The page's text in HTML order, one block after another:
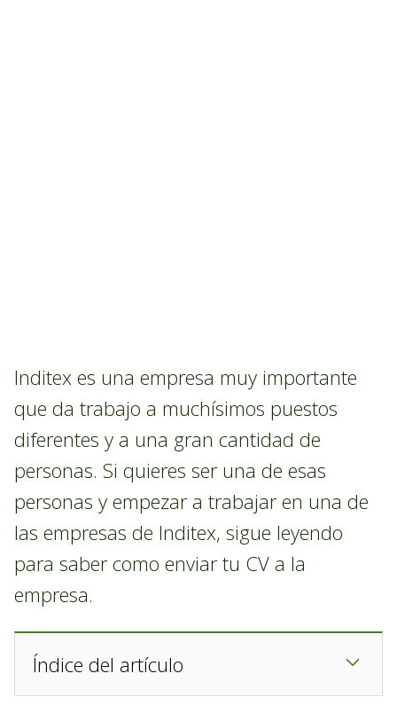
Inditex es una empresa muy importante
que da trabajo a muchísimos puestos
diferentes y a una gran cantidad de
personas. Si quieres ser una de esas
personas y empezar a trabajar en una de
las empresas de Inditex, sigue leyendo
para saber como enviar tu CV a la
empresa.
Índice del artículo